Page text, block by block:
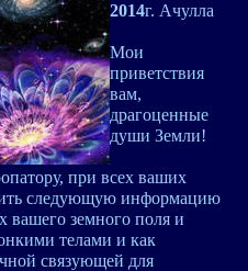
2014г. Ачулла
Мои
приветствия
вам,
драгоценные
души Земли!
при всех ваших
следующую информацию
вашего земного поля и
телами и как
связующей для